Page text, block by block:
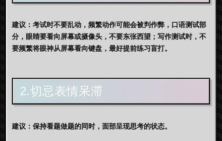
建议：考试时不要乱动，频繁动作可能会被判作弊，口语测试部
分，眼睛要看向屏幕或摄像头，不要东张西望；写作测试时，不
要频繁将眼神从屏幕看向键盘，最好提前练习盲打。
2.切忌表情呆滞
建议：保持看题做题的同时，面部呈现思考的状态。